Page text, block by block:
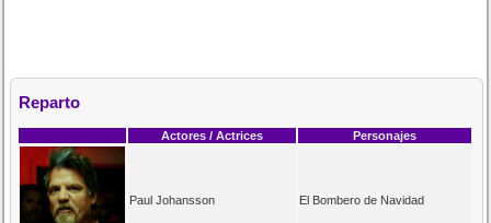
Reparto
Actores / Actrices Personajes
Paul Johansson El Bombero de Navidad